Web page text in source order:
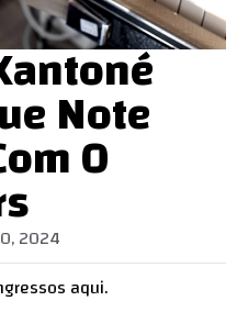
Note
O
2024
aqui.